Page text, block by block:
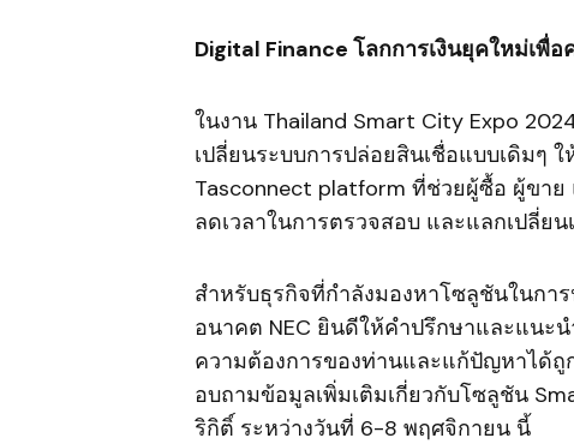
Digital Finance โลกการเงินยุคใหม่เพื่อ
ในงาน Thailand Smart City Expo
เปลี่ยนระบบการปล่อยสินเชื่อแบบเดิมๆ
Tasconnect platform ที่ช่วยผู้ซื้อ ผู้ขา
ลดเวลาในการตรวจสอบ และแลกเปลี่ย
สำหรับธุรกิจที่กำลังมองหาโซลูชันในกา
อนาคต NEC ยินดีให้คำปรึกษาและแนะ
ความต้องการของท่านและแก้ปัญหาได้
อบถามข้อมูลเพิ่มเติมเกี่ยวกับโซลูชัน
ริกิติ์ ระหว่างวันที่ 6-8 พฤศจิกายน นี้